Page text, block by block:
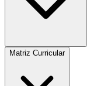
Matriz Curricular